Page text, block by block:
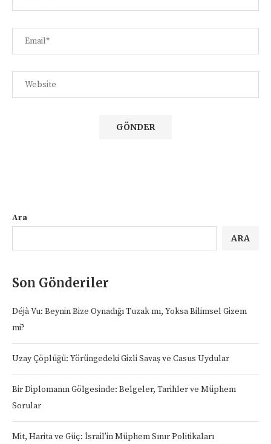
Ara
ARA
Son Gönderiler
Déjà Vu: Beynin Bize Oynadığı Tuzak mı, Yoksa Bilimsel Gizem
mi?
Uzay Çöplüğü: Yörüngedeki Gizli Savaş ve Casus Uydular
Bir Diplomanın Gölgesinde: Belgeler, Tarihler ve Müphem
Sorular
Mit, Harita ve Güç: İsrail’in Müphem Sınır Politikaları